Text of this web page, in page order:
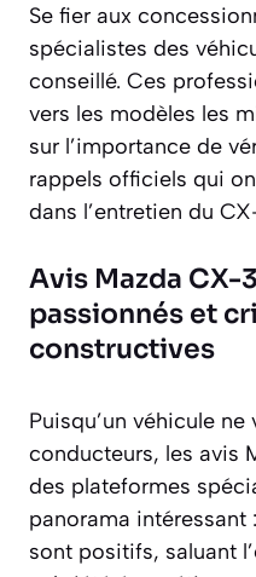
Se fier aux
spécialistes des
conseillé. Ces
vers les modèles les
sur l’importance de
rappels officiels qui
dans l’entretien du
Avis Mazda CX-
passionnés et
constructives
Puisqu’un véhicule
conducteurs, les avis
des plateformes
panorama
sont positifs, saluant